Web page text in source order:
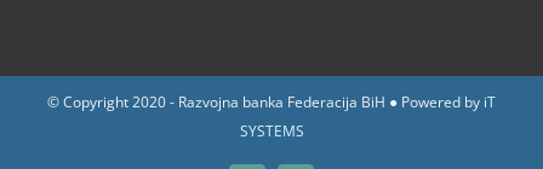
© Copyright 2020 - Razvojna banka Federacija BiH ● Powered by iT
SYSTEMS